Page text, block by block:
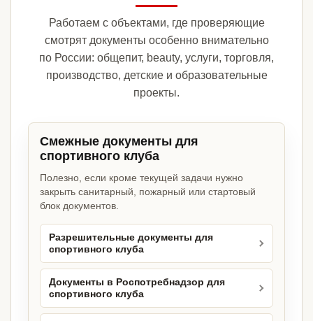
Работаем с объектами, где проверяющие
смотрят документы особенно внимательно
по России: общепит, beauty, услуги, торговля,
производство, детские и образовательные
проекты.
Смежные документы для
спортивного клуба
Полезно, если кроме текущей задачи нужно
закрыть санитарный, пожарный или стартовый
блок документов.
Разрешительные документы для
спортивного клуба
Документы в Роспотребнадзор для
спортивного клуба